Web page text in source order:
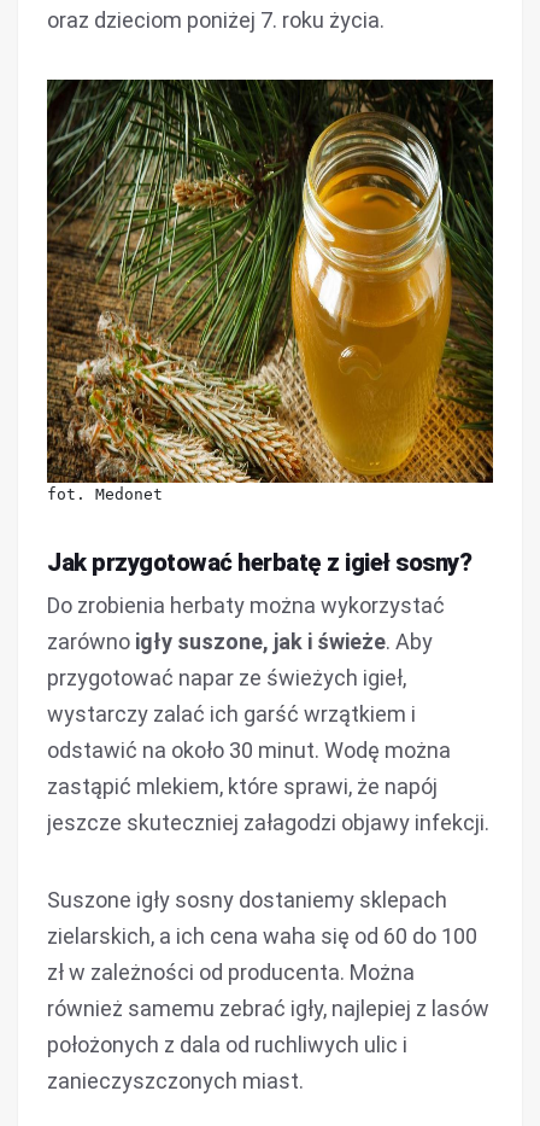
oraz dzieciom poniżej 7. roku życia.
fot. Medonet
Jak przygotować herbatę z igieł sosny?
Do zrobienia herbaty można wykorzystać
zarówno igły suszone, jak i świeże. Aby
przygotować napar ze świeżych igieł,
wystarczy zalać ich garść wrzątkiem i
odstawić na około 30 minut. Wodę można
zastąpić mlekiem, które sprawi, że napój
jeszcze skuteczniej załagodzi objawy infekcji.
Suszone igły sosny dostaniemy sklepach
zielarskich, a ich cena waha się od 60 do 100
zł w zależności od producenta. Można
również samemu zebrać igły, najlepiej z lasów
położonych z dala od ruchliwych ulic i
zanieczyszczonych miast.